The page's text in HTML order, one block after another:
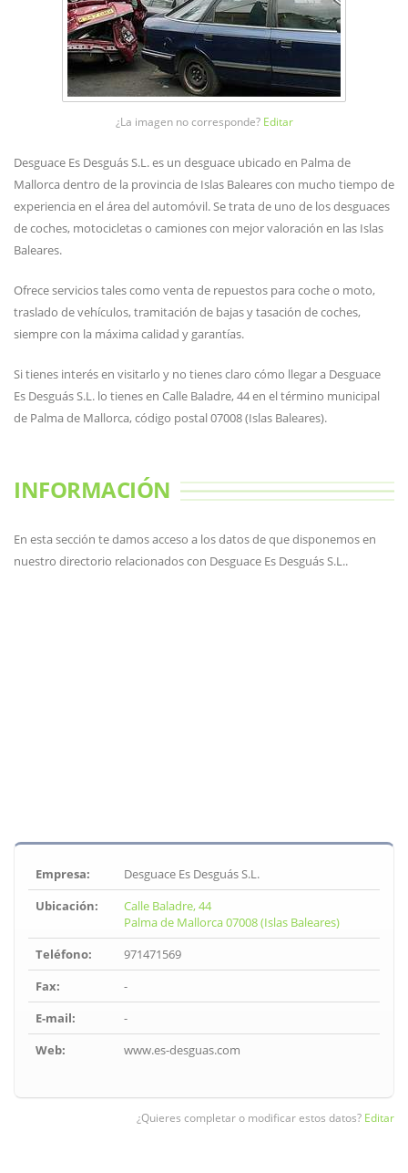
¿La imagen no corresponde? Editar
Desguace Es Desguás S.L. es un desguace ubicado en Palma de
Mallorca dentro de la provincia de Islas Baleares con mucho tiempo de
experiencia en el área del automóvil. Se trata de uno de los desguaces
de coches, motocicletas o camiones con mejor valoración en las Islas
Baleares.
Ofrece servicios tales como venta de repuestos para coche o moto,
traslado de vehículos, tramitación de bajas y tasación de coches,
siempre con la máxima calidad y garantías.
Si tienes interés en visitarlo y no tienes claro cómo llegar a Desguace
Es Desguás S.L. lo tienes en Calle Baladre, 44 en el término municipal
de Palma de Mallorca, código postal 07008 (Islas Baleares).
INFORMACIÓN
En esta sección te damos acceso a los datos de que disponemos en
nuestro directorio relacionados con Desguace Es Desguás S.L..
Empresa:
Desguace Es Desguás S.L.
Ubicación:
Calle Baladre, 44
Palma de Mallorca 07008 (Islas Baleares)
Teléfono:
971471569
Fax:
-
E-mail:
-
Web:
www.es-desguas.com
¿Quieres completar o modificar estos datos? Editar